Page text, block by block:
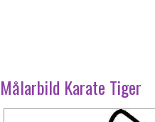
Målarbild Karate Tiger